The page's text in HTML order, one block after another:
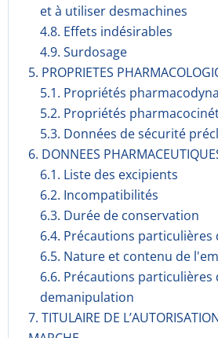
et à utiliser desmachines
4.8. Effets indésirables
4.9. Surdosage
5. PROPRIETES
5.1. Propriétés
5.2. Propriétés
5.3. Données de sécurité
6. DONNEES
6.1. Liste des excipients
6.2. Incompati­bilités
6.3. Durée de conservation
6.4. Précautions particulières
6.5. Nature et contenu de
6.6. Précautions particulières
demanipulation
7. TITULAIRE DE